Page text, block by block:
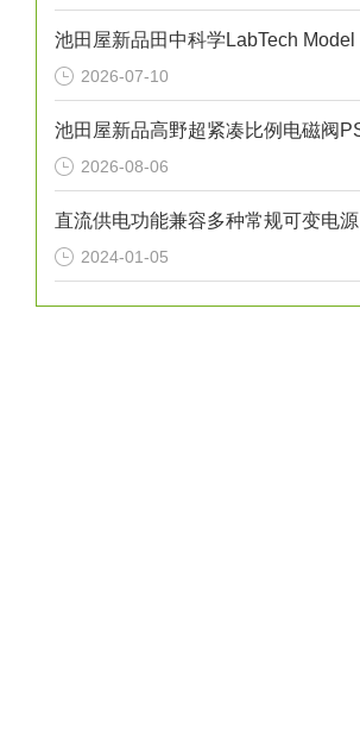
2026-07-10
2026-08-06
直流供电功能兼容多种常规可变电源
2024-01-05